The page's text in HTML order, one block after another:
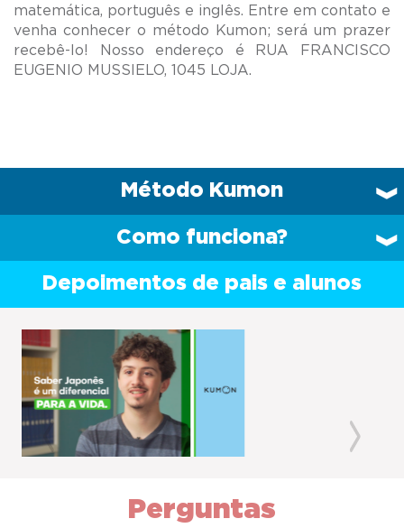
matemática, português e inglês. Entre em contato e
venha conhecer o método Kumon; será um prazer
recebê-lo! Nosso endereço é RUA FRANCISCO
Método Kumon
Como funciona?
Depoimentos de pais e alunos
Previous
Perguntas